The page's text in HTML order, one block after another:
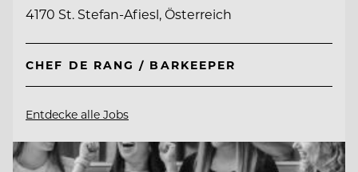
4170 St. Stefan-Afiesl, Österreich
CHEF DE RANG / BARKEEPER
Entdecke alle Jobs